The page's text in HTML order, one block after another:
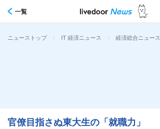
一覧
ニューストップ > IT 経済ニュース > 経済総合ニュース
官僚目指さぬ東大生の「就職力」